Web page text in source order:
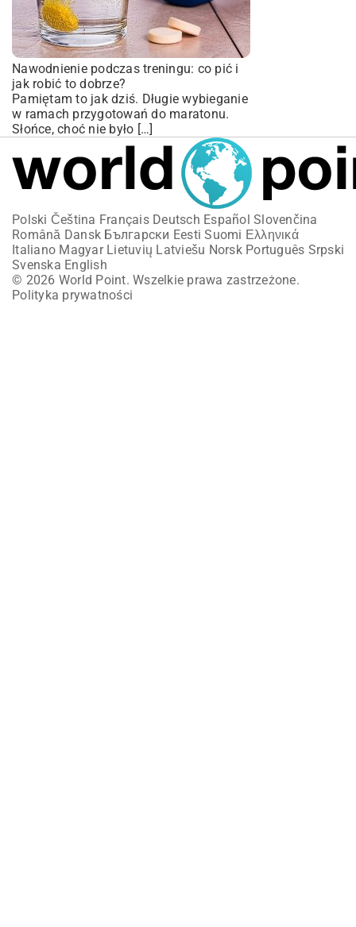
Nawodnienie podczas treningu: co pić i
jak robić to dobrze?
Pamiętam to jak dziś. Długie wybieganie
w ramach przygotowań do maratonu.
Słońce, choć nie było […]
Polski Čeština Français Deutsch Español Slovenčina
Română Dansk Български Eesti Suomi Ελληνικά
Italiano Magyar Lietuvių Latviešu Norsk Português Srpski
Svenska English
© 2026 World Point. Wszelkie prawa zastrzeżone.
Polityka prywatności